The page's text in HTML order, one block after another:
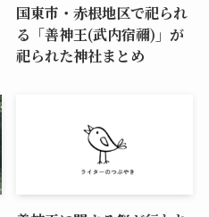
国東市・赤根地区で祀られ
る「善神王(武内宿禰)」が
祀られた神社まとめ